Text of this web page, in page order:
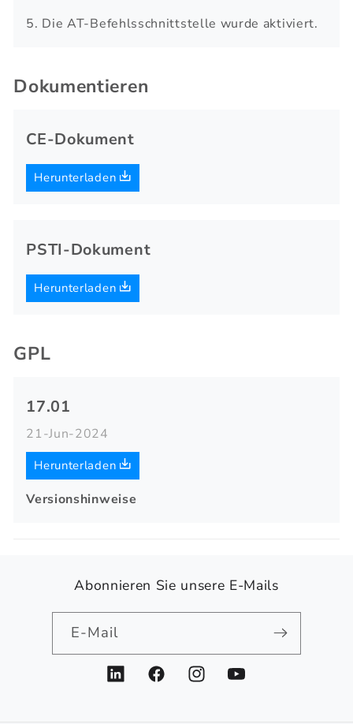
5. Die AT-Befehlsschnittstelle wurde aktiviert.
Dokumentieren
CE-Dokument
Herunterladen
PSTI-Dokument
Herunterladen
GPL
17.01
21-Jun-2024
Herunterladen
Versionshinweise
Abonnieren Sie unsere E-Mails
E-Mail
LinkedInFacebookInstagramYouTube